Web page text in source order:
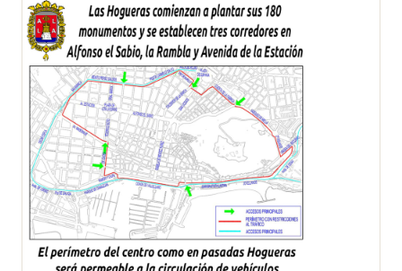
ocasiones
hasta octubre